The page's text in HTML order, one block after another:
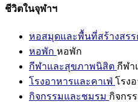
ชีวิตในจุฬาฯ
หอสมุดและพื้นที่สร้างสรร
หอพัก หอพัก
กีฬาและสุขภาพนิสิต กีฬา
โรงอาหารและคาเฟ่ โรง
กิจกรรมและชมรม กิจกร